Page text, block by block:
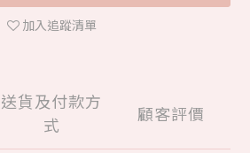
加入追蹤清單
送貨及付款方
式
顧客評價